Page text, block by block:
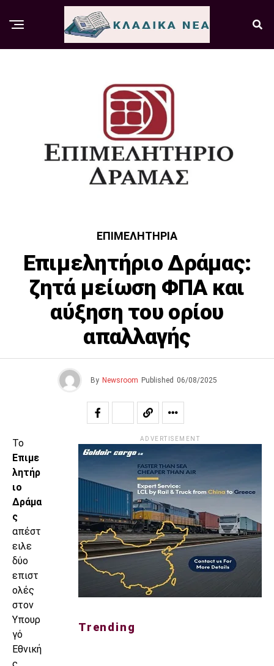
ΕΠΙΜΕΛΗΤΉΡΙΑ
Επιμελητήριο Δράμας:
ζητά μείωση ΦΠΑ και
αύξηση του ορίου
απαλλαγής
By Newsroom Published 06/08/2025
Το
Επιμε
λητήρ
ιο
Δράμα
ς
απέστ
ειλε
δύο
επιστ
ολές
στον
Υπουρ
γό
Εθνική
ADVERTISEMENT
Trending